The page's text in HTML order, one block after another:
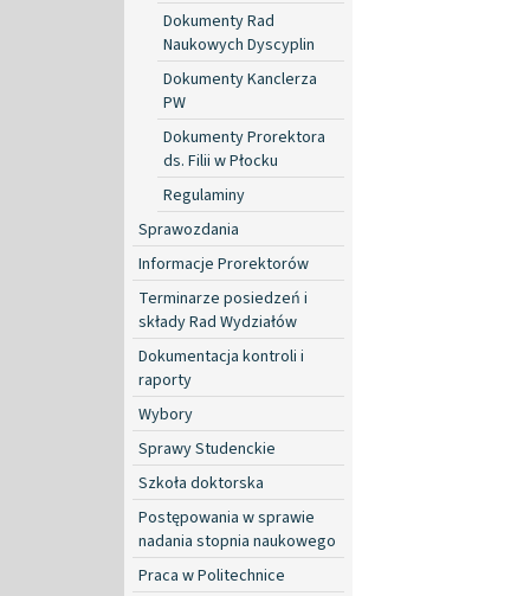
Dokumenty Rad
Naukowych Dyscyplin
Dokumenty Kanclerza
PW
Dokumenty Prorektora
ds. Filii w Płocku
Regulaminy
Sprawozdania
Informacje Prorektorów
Terminarze posiedzeń i
składy Rad Wydziałów
Dokumentacja kontroli i
raporty
Wybory
Sprawy Studenckie
Szkoła doktorska
Postępowania w sprawie
nadania stopnia naukowego
Praca w Politechnice